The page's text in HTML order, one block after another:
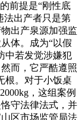
前提是“刚性底
法出产者只是第
出产泉源加强监
体。成为“以假
中若发觉涉嫌犯
而，它严酷遵照
根。对于小饭桌
，这组案例
守法律法式，并
区市场监管局法